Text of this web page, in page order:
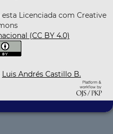
esta Licenciada com Creative
(CC BY 4.0)
Luis Andrés Castillo B.